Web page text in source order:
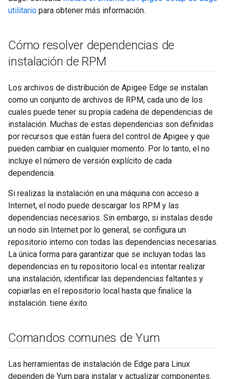
utilitario para obtener más información.
Cómo resolver dependencias de
instalación de RPM
Los archivos de distribución de Apigee Edge se instalan
como un conjunto de archivos de RPM, cada uno de los
cuales puede tener su propia cadena de dependencias de
instalación. Muchas de estas dependencias son definidas
por recursos que están fuera del control de Apigee y que
pueden cambiar en cualquier momento. Por lo tanto, el no
incluye el número de versión explícito de cada
dependencia.
Si realizas la instalación en una máquina con acceso a
Internet, el nodo puede descargar los RPM y las
dependencias necesarios. Sin embargo, si instalas desde
un nodo sin Internet por lo general, se configura un
repositorio interno con todas las dependencias necesarias.
La única forma para garantizar que se incluyan todas las
dependencias en tu repositorio local es intentar realizar
una instalación, identificar las dependencias faltantes y
copiarlas en el repositorio local hasta que finalice la
instalación. tiene éxito.
Comandos comunes de Yum
Las herramientas de instalación de Edge para Linux
dependen de Yum para instalar y actualizar componentes.